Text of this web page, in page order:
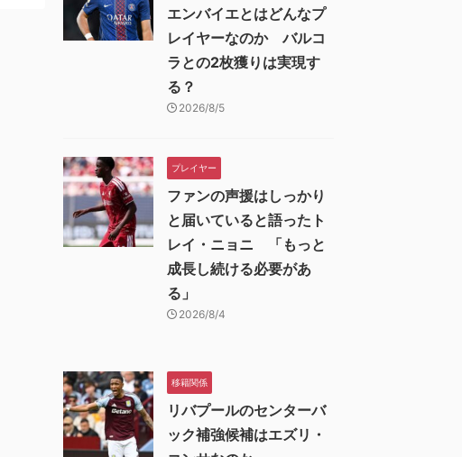
エンバイエとはどんなプ
レイヤーなのか バルコ
ラとの2枚獲りは実現す
る？
2026/8/5
プレイヤー
ファンの声援はしっかり
と届いていると語ったト
レイ・ニョニ 「もっと
成長し続ける必要があ
る」
2026/8/4
移籍関係
リバプールのセンターバ
ック補強候補はエズリ・